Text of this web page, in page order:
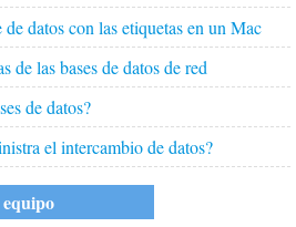
datos con las etiquetas en un Mac
de las bases de datos de red
de datos?
el intercambio de datos?